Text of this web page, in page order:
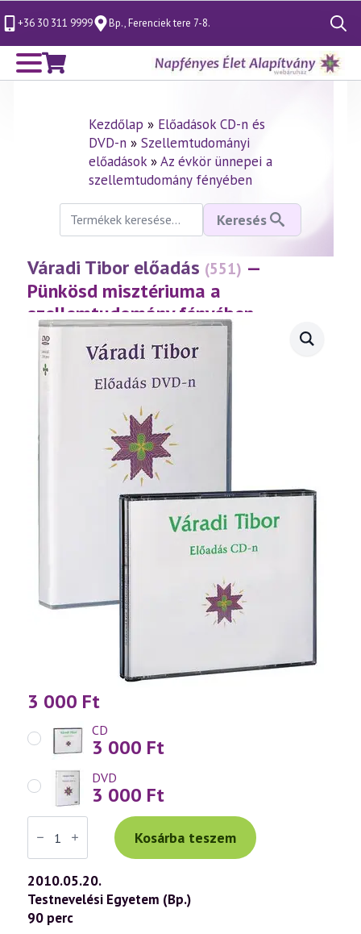
+36 30 311 9999 Bp., Ferenciek tere 7-8.
Search
for:
Kezdőlap » Előadások CD-n és
DVD-n» Szellemtudományi
előadások»Az évkör ünnepei a
szellemtudomány fényében
Keresés
következőre:
Keresés
Váradi Tibor előadás (551) —
Pünkösd misztériuma a
szellemtudomány fényében
(2010.05.20.)
3 000 Ft
CD
3 000 Ft
DVD
3 000 Ft
Váradi
Tibor
előadás
(551)
—
Pünkösd
misztériuma
a
szellemtudomány
Kosárba teszem
2010.05.20.
Testnevelési Egyetem (Bp.)
90 perc